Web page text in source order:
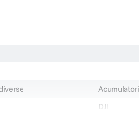
Acumulatori
DJI